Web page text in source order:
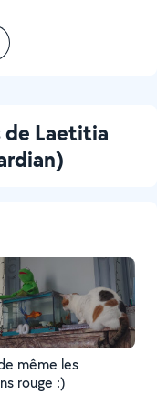
de Laetitia
même les
rouge :)